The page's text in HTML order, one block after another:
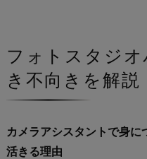
フォトスタジ
き不向きを解説
カメラアシスタントで身に
活きる理由